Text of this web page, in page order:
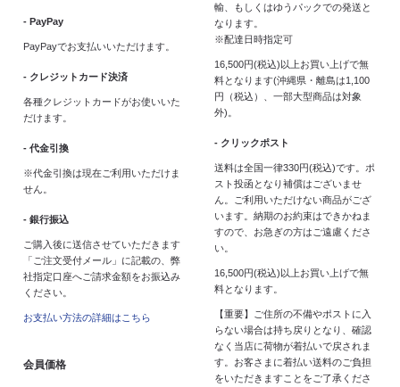
- PayPay
PayPayでお支払いいただけます。
- クレジットカード決済
各種クレジットカードがお使いいた
だけます。
- 代金引換
※代金引換は現在ご利用いただけま
せん。
- 銀行振込
ご購入後に送信させていただきます
「ご注文受付メール」に記載の、弊
社指定口座へご請求金額をお振込み
ください。
お支払い方法の詳細はこちら
会員価格
輸、もしくはゆうパックでの発送と
なります。
※配達日時指定可
16,500円(税込)以上お買い上げで無
料となります(沖縄県・離島は1,100
円（税込）、一部大型商品は対象
外)。
- クリックポスト
送料は全国一律330円(税込)です。ポ
スト投函となり補償はございませ
ん。ご利用いただけない商品がござ
います。納期のお約束はできかねま
すので、お急ぎの方はご遠慮くださ
い。
16,500円(税込)以上お買い上げで無
料となります。
【重要】ご住所の不備やポストに入
らない場合は持ち戻りとなり、確認
なく当店に荷物が着払いで戻されま
す。お客さまに着払い送料のご負担
をいただきますことをご了承くださ